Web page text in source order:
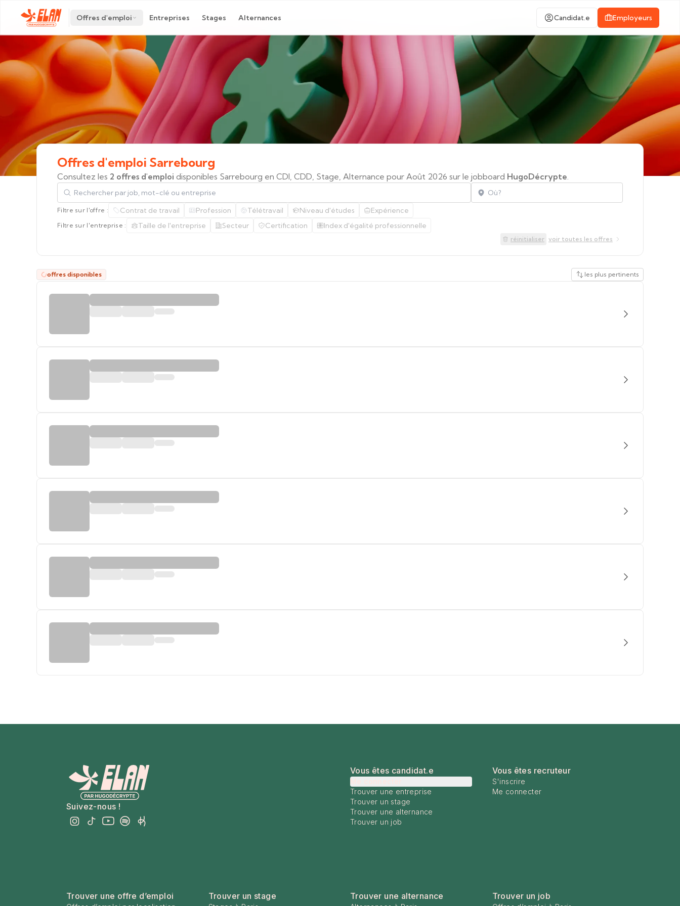
Offres d'emploi Entreprises Stages Alternances Candidat.e Employeurs
Offres d'emploi Sarrebourg
Consultez les 2 offres d'emploi disponibles Sarrebourg en CDI, CDD, Stage, Alternance pour Août 2026 sur le jobboard HugoDécrypte.
Rechercher par job, mot-clé ou entreprise Localisation
Filtre sur l'offre : Contrat de travail Profession Télétravail Niveau d'études Expérience
Filtre sur l'entreprise : Taille de l'entreprise Secteur Certification Index d'égalité professionnelle
réinitialiser voir toutes les offres
offres disponibles les plus pertinents
Suivez-nous !
Vous êtes candidat.e
Trouver une entreprise
Trouver un stage
Trouver une alternance
Trouver un job
Vous êtes recruteur
S'inscrire
Me connecter
Trouver une offre d’emploi Trouver un stage Trouver une alternance Trouver un job